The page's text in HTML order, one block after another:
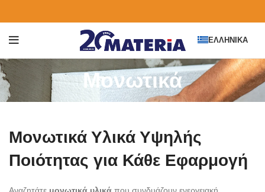
ΕΛΛΗΝΙΚΆ
Μονωτικά
Μονωτικά Υλικά Υψηλής
Ποιότητας για Κάθε Εφαρμογή